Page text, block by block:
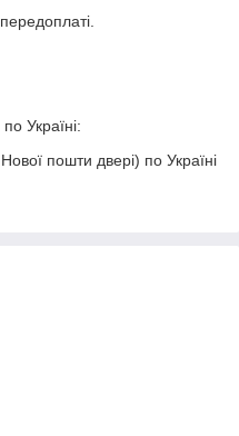
Україні:
пошти двері) по Україні